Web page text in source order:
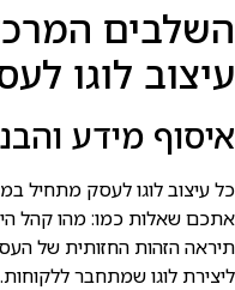
השלבים
עיצוב לוגו
איסוף מידע
כל עיצוב לוגו לעסק מתחיל
אתכם שאלות כמו: מהו קהל
תיראה הזהות החזותית של
ליצירת לוגו שמתחבר ללקוחות.